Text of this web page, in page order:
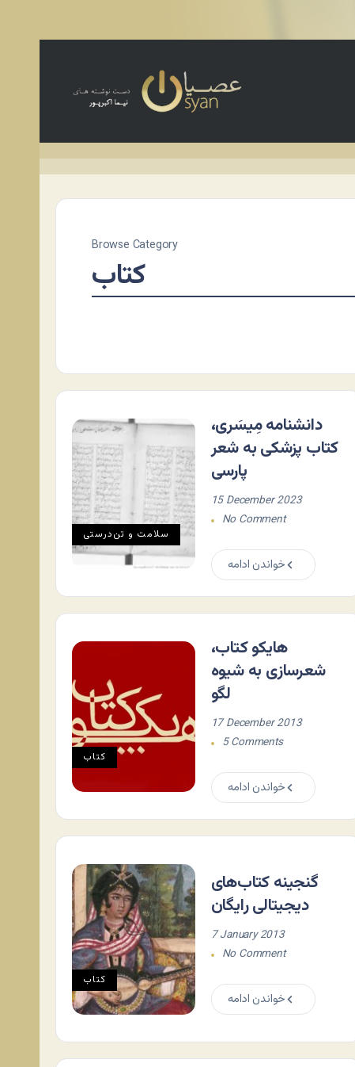
Browse Category
کتاب
سلامت و تن‌درستی
دانشنامه مِیسَری،
کتاب پزشکی به شعر
پارسی
15 December 2023
No Comment
خواندن ادامه
کتاب
هایکو کتاب،
شعرسازی به شیوه
لگو
17 December 2013
5 Comments
خواندن ادامه
کتاب
گنجینه کتاب‌های
دیجیتالی رایگان
7 January 2013
No Comment
خواندن ادامه